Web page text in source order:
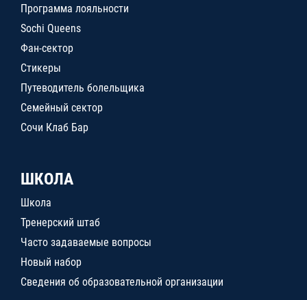
Программа лояльности
Sochi Queens
Фан-сектор
Стикеры
Путеводитель болельщика
Семейный сектор
Сочи Клаб Бар
ШКОЛА
Школа
Тренерский штаб
Часто задаваемые вопросы
Новый набор
Сведения об образовательной организации